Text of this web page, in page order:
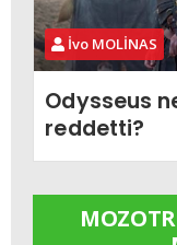
İvo MOLİNAS
Odysseus
reddetti?